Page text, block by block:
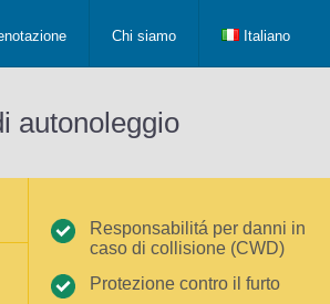
Chi siamo Italiano
autonoleggio
Responsabilitá per danni in
caso di collisione (CWD)
Protezione contro il furto